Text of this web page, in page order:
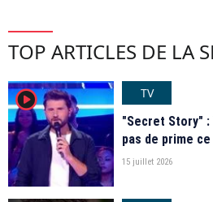
TOP ARTICLES DE LA
player2
TV
"Secret Story" :
pas de prime
15 juillet 2026